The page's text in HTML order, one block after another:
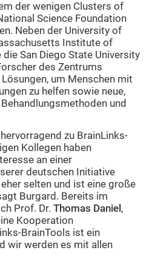
der wenigen Clusters of
Science Foundation
Neben der University of
Institute of
San Diego State University
des Zentrums
um Menschen mit
zu helfen sowie neue,
und
zu BrainLinks-
Kollegen haben
an einer
deutschen Initiative
selten und ist eine große
Burgard. Bereits im
Prof. Dr. Thomas Daniel ,
Kooperation
BrainTools ist ein
wir werden es mit allen